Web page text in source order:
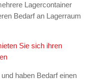
Lagercontainer
Bedarf an Lagerraum
Sie sich ihren
haben Bedarf einen